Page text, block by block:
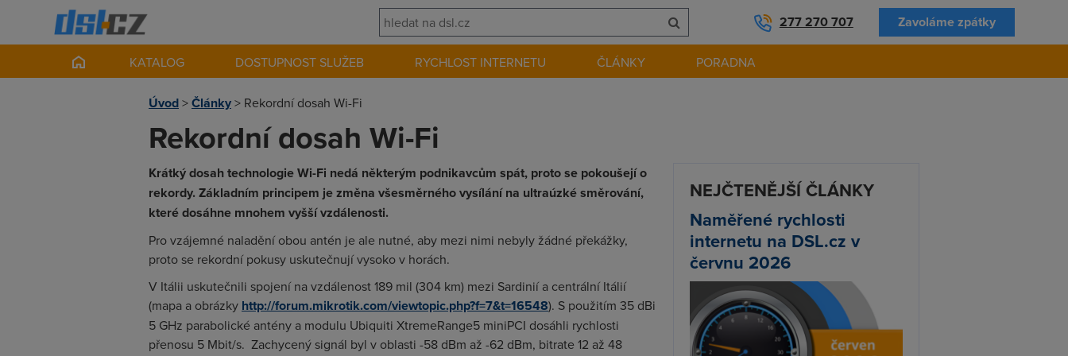
277 270 707 Zavoláme zpátky
KATALOG DOSTUPNOST SLUŽEB RYCHLOST INTERNETU ČLÁNKY PORADNA
Úvod>Články> Rekordní dosah Wi-Fi
Rekordní dosah Wi-Fi
Krátký dosah technologie Wi-Fi nedá některým podnikavcům spát, proto se pokoušejí o
rekordy. Základním principem je změna všesměrného vysílání na ultraúzké směrování,
které dosáhne mnohem vyšší vzdálenosti.
Pro vzájemné naladění obou antén je ale nutné, aby mezi nimi nebyly žádné překážky,
proto se rekordní pokusy uskutečnují vysoko v horách.
V Itálii uskutečnili spojení na vzdálenost 189 mil (304 km) mezi Sardinií a centrální Itálií
(mapa a obrázky http://forum.mikrotik.com/viewtopic.php?f=7&t=16548). S použitím 35 dBi
5 GHz parabolické antény a modulu Ubiquiti XtremeRange5 miniPCI dosáhli rychlosti
přenosu 5 Mbit/s. Zachycený signál byl v oblasti -58 dBm až -62 dBm, bitrate 12 až 48
NEJČTENĚJŠÍ ČLÁNKY
Naměřené rychlosti
internetu na DSL.cz v
červnu 2026